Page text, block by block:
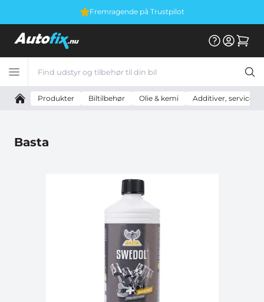
Fremragende på Trustpilot
Produkter Biltilbehør Olie & kemi Additiver,
Basta